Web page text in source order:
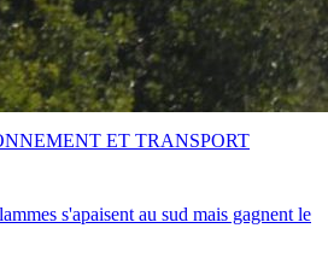
s'apaisent au sud mais gagnent le
ET TRANSPORT